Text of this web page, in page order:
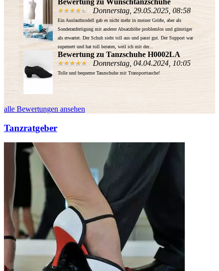
Donnerstag, 29.05.2025, 08:58
Ein Auslaufmodell gab es nicht mehr in meiner Größe, aber als
Sonderanfertigung mit anderer Absatzhöhe problemlos und günstiger
als erwartet. Der Schuh sieht toll aus und passt gut. Der Support war
supernett und hat toll beraten, weil ich mit der...
Bewertung zu Tanzschuhe H0002LA
Donnerstag, 04.04.2024, 10:05
Tolle und bequeme Tanzschuhe mit Transporttasche!
alle Bewertungen ansehen
Tanzratgeber